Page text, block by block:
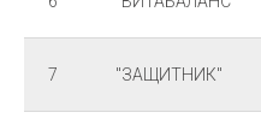
7 "ЗАЩИТНИК"